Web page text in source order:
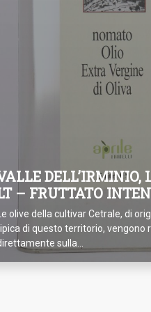
DELL’IRMINIO,
– FRUTTATO
olive della cultivar Cetrale, di
di questo territorio, vengono
sulla...